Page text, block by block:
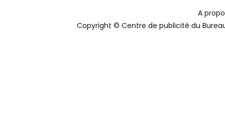
A
Copyright © Centre de publicité du